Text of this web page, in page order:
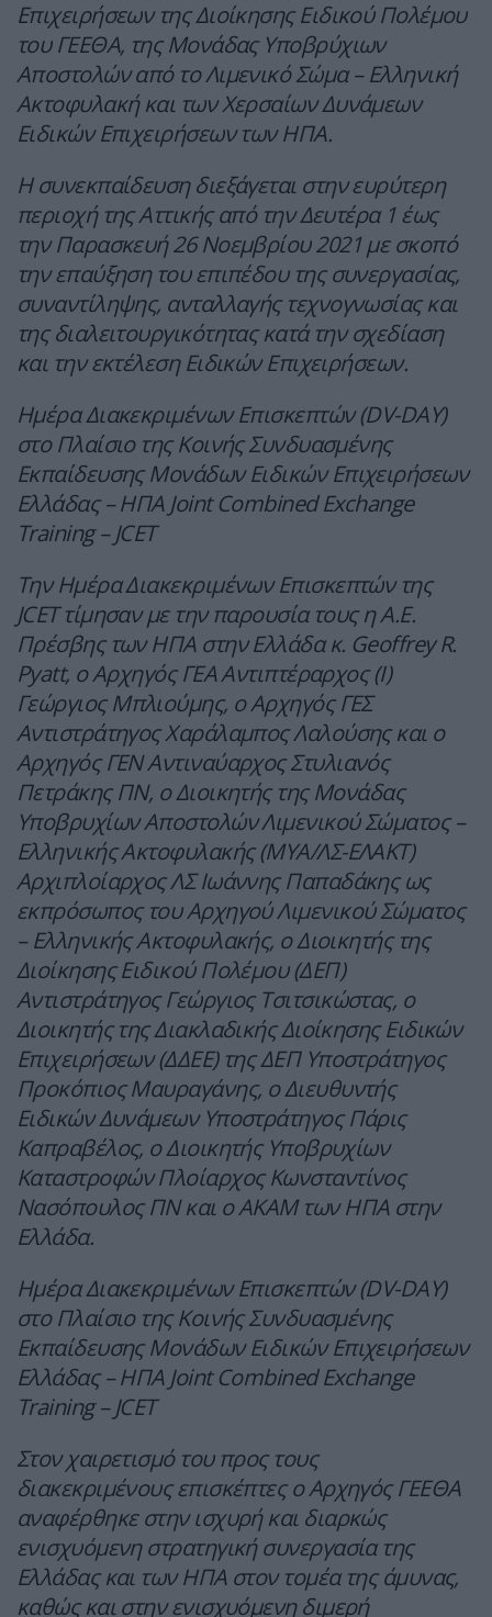
Επιχειρήσεων της Διοίκησης Ειδικού Πολέμου
του ΓΕΕΘΑ, της Μονάδας Υποβρύχιων
Αποστολών από το Λιμενικό Σώμα – Ελληνική
Ακτοφυλακή και των Χερσαίων Δυνάμεων
Ειδικών Επιχειρήσεων των ΗΠΑ.
Η συνεκπαίδευση διεξάγεται στην ευρύτερη
περιοχή της Αττικής από την Δευτέρα 1 έως
την Παρασκευή 26 Νοεμβρίου 2021 με σκοπό
την επαύξηση του επιπέδου της συνεργασίας,
συναντίληψης, ανταλλαγής τεχνογνωσίας και
της διαλειτουργικότητας κατά την σχεδίαση
και την εκτέλεση Ειδικών Επιχειρήσεων.
Ημέρα Διακεκριμένων Επισκεπτών (DV-DAY)
στο Πλαίσιο της Κοινής Συνδυασμένης
Εκπαίδευσης Μονάδων Ειδικών Επιχειρήσεων
Ελλάδας – ΗΠΑ Joint Combined Exchange
Training – JCET
Την Ημέρα Διακεκριμένων Επισκεπτών της
JCET τίμησαν με την παρουσία τους η Α.Ε.
Πρέσβης των ΗΠΑ στην Ελλάδα κ. Geoffrey R.
Pyatt, ο Αρχηγός ΓΕΑ Αντιπτέραρχος (Ι)
Γεώργιος Μπλιούμης, ο Αρχηγός ΓΕΣ
Αντιστράτηγος Χαράλαμπος Λαλούσης και ο
Αρχηγός ΓΕΝ Αντιναύαρχος Στυλιανός
Πετράκης ΠΝ, ο Διοικητής της Μονάδας
Υποβρυχίων Αποστολών Λιμενικού Σώματος –
Ελληνικής Ακτοφυλακής (ΜΥΑ/ΛΣ-ΕΛΑΚΤ)
Αρχιπλοίαρχος ΛΣ Ιωάννης Παπαδάκης ως
εκπρόσωπος του Αρχηγού Λιμενικού Σώματος
– Ελληνικής Ακτοφυλακής, ο Διοικητής της
Διοίκησης Ειδικού Πολέμου (ΔΕΠ)
Αντιστράτηγος Γεώργιος Τσιτσικώστας, ο
Διοικητής της Διακλαδικής Διοίκησης Ειδικών
Επιχειρήσεων (ΔΔΕΕ) της ΔΕΠ Υποστράτηγος
Προκόπιος Μαυραγάνης, ο Διευθυντής
Ειδικών Δυνάμεων Υποστράτηγος Πάρις
Καπραβέλος, ο Διοικητής Υποβρυχίων
Καταστροφών Πλοίαρχος Κωνσταντίνος
Νασόπουλος ΠΝ και ο ΑΚΑΜ των ΗΠΑ στην
Ελλάδα.
Ημέρα Διακεκριμένων Επισκεπτών (DV-DAY)
στο Πλαίσιο της Κοινής Συνδυασμένης
Εκπαίδευσης Μονάδων Ειδικών Επιχειρήσεων
Ελλάδας – ΗΠΑ Joint Combined Exchange
Training – JCET
Στον χαιρετισμό του προς τους
διακεκριμένους επισκέπτες ο Αρχηγός ΓΕΕΘΑ
αναφέρθηκε στην ισχυρή και διαρκώς
ενισχυόμενη στρατηγική συνεργασία της
Ελλάδας και των ΗΠΑ στον τομέα της άμυνας,
καθώς και στην ενισχυόμενη διμερή